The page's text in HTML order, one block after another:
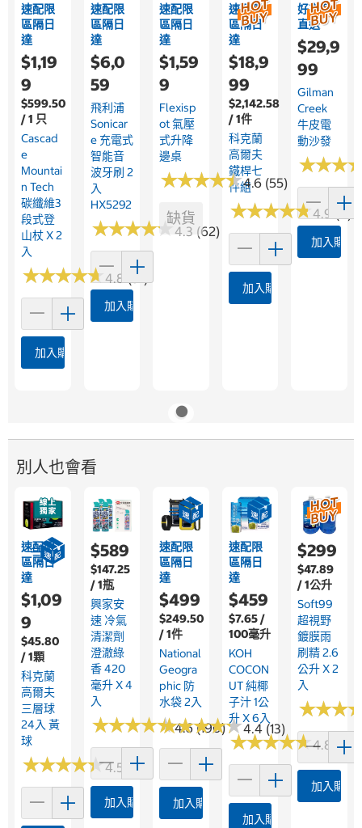
速配限
區隔日
達
$1,19
9
$599.50
/ 1 只
Cascad
E
Mountai
N Tech
碳纖維3
段式登
山杖 X 2
入
★★★★★
★★★★★4.8 (91)
加入購物車
速配限
區隔日
達
$6,0
59
飛利浦
Sonicar
E 充電式
智能音
波牙刷 2
入
HX5292
★★★★★
★★★★★4.3 (62)
加入購物車
速配限
區隔日
達
$1,59
9
Flexisp
Ot 氣壓
式升降
邊桌
★★★★★
★★★★★4.6 (55)
缺貨
速配限
區隔日
達
$18,9
99
$2,142.58
/ 1件
科克蘭
高爾夫
鐵桿七
件組
★★★★★
★★★★★4.9 (8)
加入購物車
好市多
直送
$29,9
99
Gilman
Creek
牛皮電
動沙發
★★★
★★★
加入購物
別人也會看
速配限
區隔日
達
$1,09
9
$45.80
/ 1顆
科克蘭
高爾夫
三層球
24入 黃
球
★★★★★
★★★★★4.5 (2)
$589
$147.25
/ 1瓶
興家安
速 冷氣
清潔劑
澄澈綠
香 420
毫升 X 4
入
★★★★★
★★★★★4.6 (190)
加入購物車
速配限
區隔日
達
$499
$249.50
/ 1件
National
Geogra
Phic 防
水袋 2入
★★★★★
★★★★★4.4 (13)
加入購物車
速配限
區隔日
達
$459
$7.65 /
100毫升
KOH
COCON
UT 純椰
子汁 1公
升 X 6入
★★★★★
★★★★★4.8
加入購物車
$299
$47.89
/ 1公升
Soft99
超視野
鍍膜雨
刷精 2.6
公升 X 2
入
★★★
★★★
加入購物